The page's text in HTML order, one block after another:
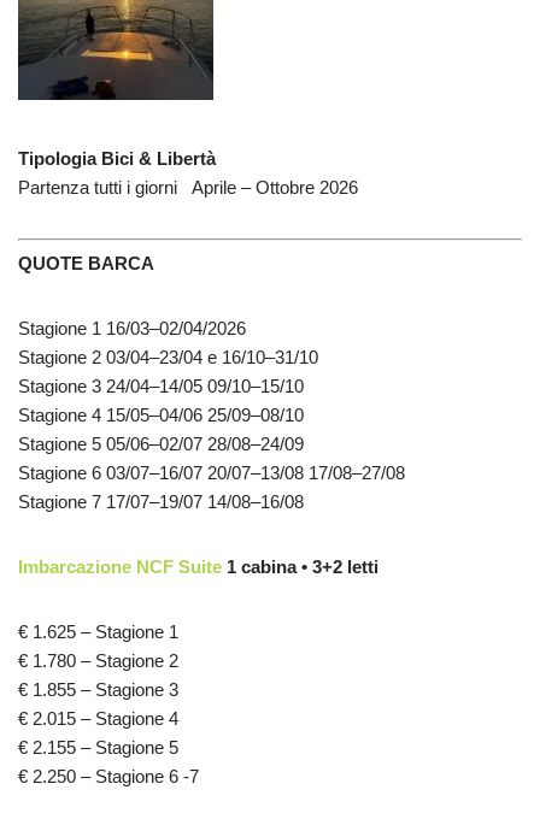
Tipologia Bici & Libertà
Partenza tutti i giorni Aprile – Ottobre 2026
QUOTE BARCA
Stagione 1 16/03–02/04/2026
Stagione 2 03/04–23/04 e 16/10–31/10
Stagione 3 24/04–14/05 09/10–15/10
Stagione 4 15/05–04/06 25/09–08/10
Stagione 5 05/06–02/07 28/08–24/09
Stagione 6 03/07–16/07 20/07–13/08 17/08–27/08
Stagione 7 17/07–19/07 14/08–16/08
Imbarcazione NCF Suite 1 cabina • 3+2 letti
€ 1.625 – Stagione 1
€ 1.780 – Stagione 2
€ 1.855 – Stagione 3
€ 2.015 – Stagione 4
€ 2.155 – Stagione 5
€ 2.250 – Stagione 6 -7